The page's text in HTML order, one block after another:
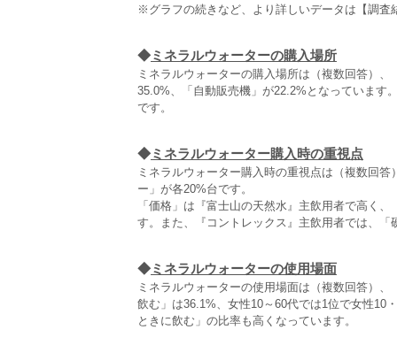
※グラフの続きなど、より詳しいデータは【調査
◆ミネラルウォーターの購入場所
ミネラルウォーターの購入場所は（複数回答）
35.0%、「自動販売機」が22.2%となっています
です。
◆ミネラルウォーター購入時の重視点
ミネラルウォーター購入時の重視点は（複数回
ー」が各20%台です。
「価格」は『富士山の天然水』主飲用者で高く
す。また、『コントレックス』主飲用者では、「
◆ミネラルウォーターの使用場面
ミネラルウォーターの使用場面は（複数回答）
飲む」は36.1%、女性10～60代では1位で女性10
ときに飲む」の比率も高くなっています。